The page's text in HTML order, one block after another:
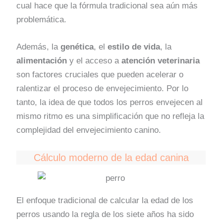
cual hace que la fórmula tradicional sea aún más
problemática.
Además, lagenética, elestilo de vida, la
alimentacióny el acceso aatención veterinaria
son factores cruciales que pueden acelerar o
ralentizar el proceso de envejecimiento. Por lo
tanto, la idea de que todos los perros envejecen al
mismo ritmo es una simplificación que no refleja la
complejidad del envejecimiento canino.
Cálculo moderno de la edad canina
El enfoque tradicional de calcular la edad de los
perros usando la regla de los siete años ha sido